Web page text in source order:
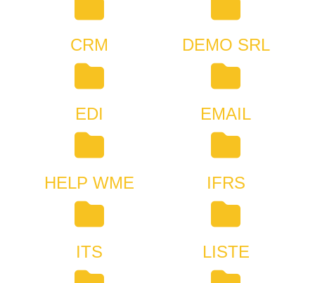
CRM DEMO SRL
EDI EMAIL
HELP WME IFRS
ITS LISTE